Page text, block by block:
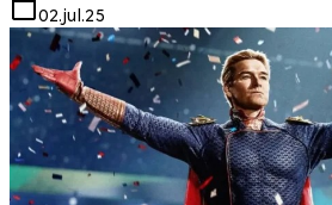
02.jul.25